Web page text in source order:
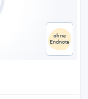
ohne
Endnote